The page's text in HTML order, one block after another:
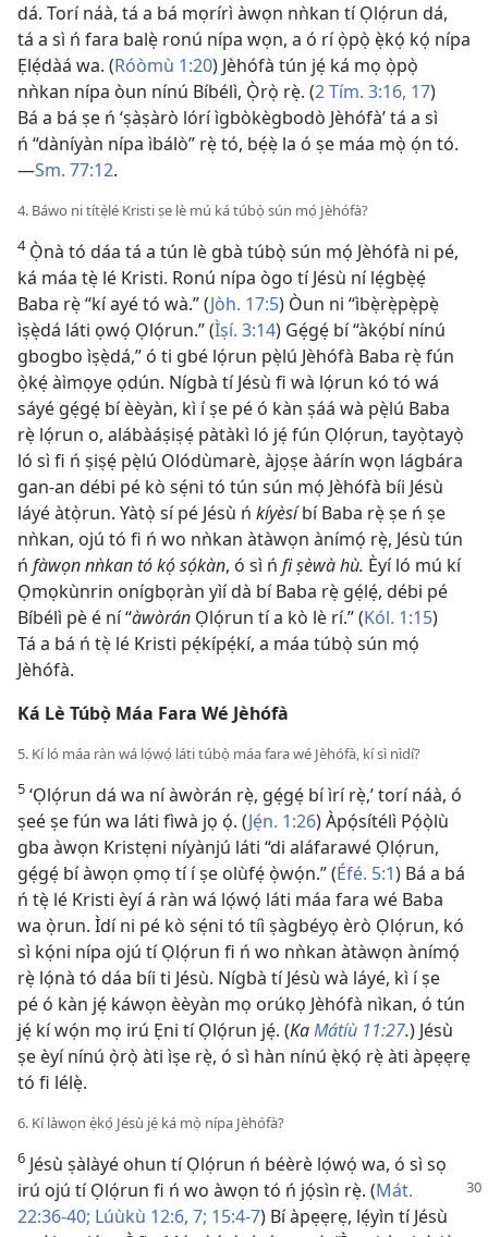
dá. Torí náà, tá a bá mọrírì àwọn nǹkan tí Ọlọ́run dá,
tá a sì ń fara balẹ̀ ronú nípa wọn, a ó rí ọ̀pọ̀ ẹ̀kọ́ kọ́ nípa
Ẹlẹ́dàá wa. (Róòmù 1:20) Jèhófà tún jẹ́ ká mọ ọ̀pọ̀
nǹkan nípa òun nínú Bíbélì, Ọ̀rọ̀ rẹ̀. (2 Tím. 3:16, 17)
Bá a bá ṣe ń ‘ṣàṣàrò lórí ìgbòkègbodò Jèhófà’ tá a sì
ń “dàníyàn nípa ìbálò” rẹ̀ tó, bẹ́ẹ̀ la ó ṣe máa mọ̀ ọ́n tó.
—Sm. 77:12.
4. Báwo ni títẹ̀lé Kristi ṣe lè mú ká túbọ̀ sún mọ́ Jèhófà?
4Ọ̀nà tó dáa tá a tún lè gbà túbọ̀ sún mọ́ Jèhófà ni pé,
ká máa tẹ̀ lé Kristi. Ronú nípa ògo tí Jésù ní lẹ́gbẹ̀ẹ́
Baba rẹ̀ “kí ayé tó wà.” (Jòh. 17:5) Òun ni “ìbẹ̀rẹ̀pẹ̀pẹ̀
ìṣẹ̀dá láti ọwọ́ Ọlọ́run.” (Ìṣí. 3:14) Gẹ́gẹ́ bí “àkọ́bí nínú
gbogbo ìṣẹ̀dá,” ó ti gbé lọ́run pẹ̀lú Jèhófà Baba rẹ̀ fún
ọ̀kẹ́ àìmọye ọdún. Nígbà tí Jésù fi wà lọ́run kó tó wá
sáyé gẹ́gẹ́ bí èèyàn, kì í ṣe pé ó kàn ṣáá wà pẹ̀lú Baba
rẹ̀ lọ́run o, alábàáṣiṣẹ́ pàtàkì ló jẹ́ fún Ọlọ́run, tayọ̀tayọ̀
ló sì fi ń ṣiṣẹ́ pẹ̀lú Olódùmarè, àjọṣe àárín wọn lágbára
gan-an débi pé kò sẹ́ni tó tún sún mọ́ Jèhófà bíi Jésù
láyé àtọ̀run. Yàtọ̀ sí pé Jésù ń kíyèsíbí Baba rẹ̀ ṣe ń ṣe
nǹkan, ojú tó fi ń wo nǹkan àtàwọn ànímọ́ rẹ̀, Jésù tún
ń fàwọn nǹkan tó kọ́ sọ́kàn, ó sì ń fi ṣèwà hù. Èyí ló mú kí
Ọmọkùnrin onígbọràn yìí dà bí Baba rẹ̀ gẹ́lẹ́, débi pé
Bíbélì pè é ní “àwòrán Ọlọ́run tí a kò lè rí.” (Kól. 1:15)
Tá a bá ń tẹ̀ lé Kristi pẹ́kípẹ́kí, a máa túbọ̀ sún mọ́
Jèhófà.
Ká Lè Túbọ̀ Máa Fara Wé Jèhófà
5. Kí ló máa ràn wá lọ́wọ́ láti túbọ̀ máa fara wé Jèhófà, kí sì nìdí?
5 ‘Ọlọ́run dá wa ní àwòrán rẹ̀, gẹ́gẹ́ bí ìrí rẹ̀,’ torí náà, ó
ṣeé ṣe fún wa láti fìwà jọ ọ́. (Jẹ́n. 1:26) Àpọ́sítélì Pọ́ọ̀lù
gba àwọn Kristẹni níyànjú láti “di aláfarawé Ọlọ́run,
gẹ́gẹ́ bí àwọn ọmọ tí í ṣe olùfẹ́ ọ̀wọ́n.” (Éfé. 5:1) Bá a bá
ń tẹ̀ lé Kristi èyí á ràn wá lọ́wọ́ láti máa fara wé Baba
wa ọ̀run. Ìdí ni pé kò sẹ́ni tó tíì ṣàgbéyọ èrò Ọlọ́run, kó
sì kọ́ni nípa ojú tí Ọlọ́run fi ń wo nǹkan àtàwọn ànímọ́
rẹ̀ lọ́nà tó dáa bíi ti Jésù. Nígbà tí Jésù wà láyé, kì í ṣe
pé ó kàn jẹ́ káwọn èèyàn mọ orúkọ Jèhófà nìkan, ó tún
jẹ́ kí wọ́n mọ irú Ẹni tí Ọlọ́run jẹ́. (KaMátíù 11:27.) Jésù
ṣe èyí nínú ọ̀rọ̀ àti ìṣe rẹ̀, ó sì hàn nínú ẹ̀kọ́ rẹ̀ àti àpẹẹrẹ
tó fi lélẹ̀.
6. Kí làwọn ẹ̀kọ́ Jésù jẹ́ ká mọ̀ nípa Jèhófà?
6 Jésù ṣàlàyé ohun tí Ọlọ́run ń béèrè lọ́wọ́ wa, ó sì sọ
irú ojú tí Ọlọ́run fi ń wo àwọn tó ń jọ́sìn rẹ̀. (Mát.
22:36-40; Lúùkù 12:6, 7; 15:4-7) Bí àpẹẹrẹ, lẹ́yìn tí Jésù